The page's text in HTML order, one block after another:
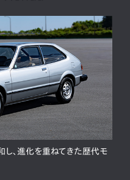
、進化を重ねてきた歴代モ